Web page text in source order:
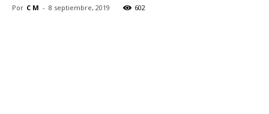
Por C M - 8 septiembre, 2019 602